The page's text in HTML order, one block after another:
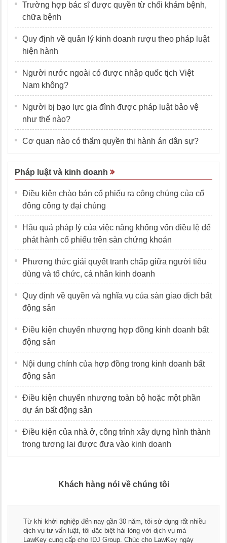
Trường hợp bác sĩ được quyền từ chối khám bệnh,
chữa bệnh
Quy định về quản lý kinh doanh rượu theo pháp luật
hiện hành
Người nước ngoài có được nhập quốc tịch Việt
Nam không?
Người bị bạo lực gia đình được pháp luật bảo vệ
như thế nào?
Cơ quan nào có thẩm quyền thi hành án dân sự?
Pháp luật và kinh doanh
Điều kiện chào bán cổ phiếu ra công chúng của cổ
đông công ty đại chúng
Hậu quả pháp lý của việc nâng khống vốn điều lệ để
phát hành cổ phiếu trên sàn chứng khoán
Phương thức giải quyết tranh chấp giữa người tiêu
dùng và tổ chức, cá nhân kinh doanh
Quy định về quyền và nghĩa vụ của sàn giao dịch bất
động sản
Điều kiện chuyển nhượng hợp đồng kinh doanh bất
động sản
Nội dung chính của hợp đồng trong kinh doanh bất
động sản
Điều kiện chuyển nhượng toàn bộ hoặc một phần
dự án bất động sản
Điều kiện của nhà ở, công trình xây dựng hình thành
trong tương lai được đưa vào kinh doanh
Khách hàng nói về chúng tôi
Thay mặt Công ty Dương Cafe, tôi xin chân thành cảm ơn đội
ngũ luật sư, kế toán của LawKey. Thực sự yên tâm khi sử
dụng dịch vụ tư vấn pháp luật và kế toán thuế bên các bạn.